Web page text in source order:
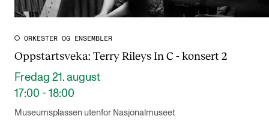
ORKESTER OG ENSEMBLER
Oppstartsveka: Terry Rileys In C - konsert 2
Fredag 21. august
17:00 - 18:00
Museumsplassen utenfor Nasjonalmuseet